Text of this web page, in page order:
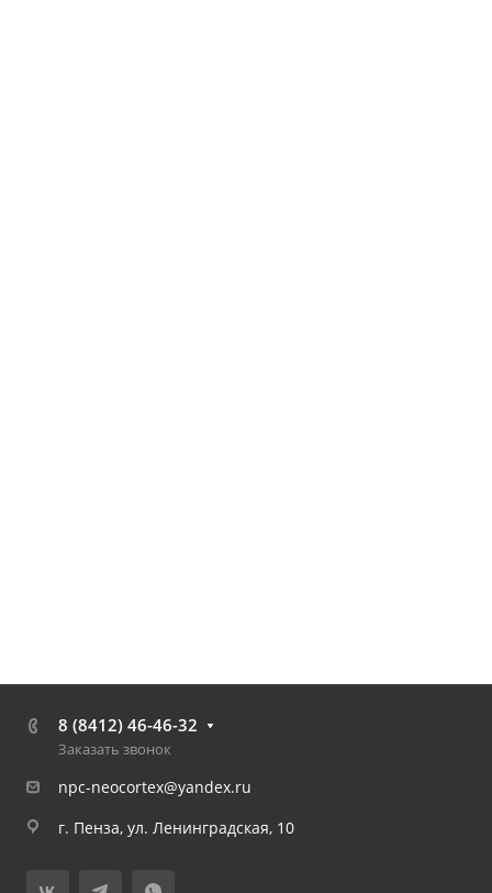
8 (8412) 46-46-32
Заказать звонок
npc-neocortex@yandex.ru
г. Пенза, ул. Ленинградская, 10